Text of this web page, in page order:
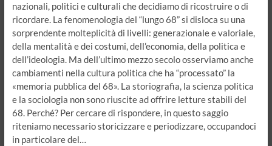
nazionali, politici e culturali che decidiamo di ricostruire o di
ricordare. La fenomenologia del “lungo 68” si disloca su una
sorprendente molteplicità di livelli: generazionale e valoriale,
della mentalità e dei costumi, dell’economia, della politica e
dell’ideologia. Ma dell’ultimo mezzo secolo osserviamo anche
cambiamenti nella cultura politica che ha “processato” la
«memoria pubblica del 68». La storiografia, la scienza politica
e la sociologia non sono riuscite ad offrire letture stabili del
68. Perché? Per cercare di rispondere, in questo saggio
riteniamo necessario storicizzare e periodizzare, occupandoci
in particolare del…